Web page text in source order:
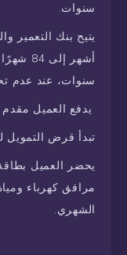
سنوات.
سنوات، عند عدم
يدفع العميل مقدم
تبدأ قرض التمويل للسيارة
يحضر العميل
مرافق كهرباء
الشهري.